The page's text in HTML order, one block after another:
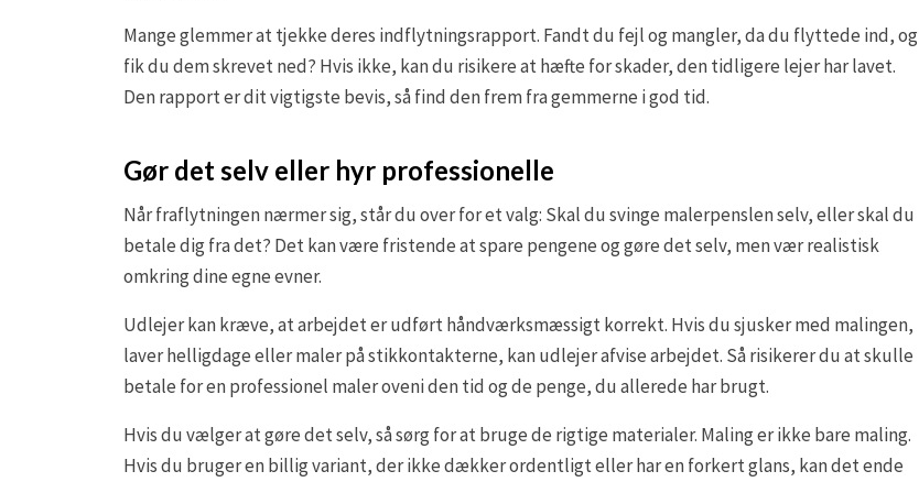
Mange glemmer at tjekke deres indflytningsrapport. Fandt du fejl og mangler, da du flyttede ind, og
fik du dem skrevet ned? Hvis ikke, kan du risikere at hæfte for skader, den tidligere lejer har lavet.
Den rapport er dit vigtigste bevis, så find den frem fra gemmerne i god tid.
Gør det selv eller hyr professionelle
Når fraflytningen nærmer sig, står du over for et valg: Skal du svinge malerpenslen selv, eller skal du
betale dig fra det? Det kan være fristende at spare pengene og gøre det selv, men vær realistisk
omkring dine egne evner.
Udlejer kan kræve, at arbejdet er udført håndværksmæssigt korrekt. Hvis du sjusker med malingen,
laver helligdage eller maler på stikkontakterne, kan udlejer afvise arbejdet. Så risikerer du at skulle
betale for en professionel maler oveni den tid og de penge, du allerede har brugt.
Hvis du vælger at gøre det selv, så sørg for at bruge de rigtige materialer. Maling er ikke bare maling.
Hvis du bruger en billig variant, der ikke dækker ordentligt eller har en forkert glans, kan det ende